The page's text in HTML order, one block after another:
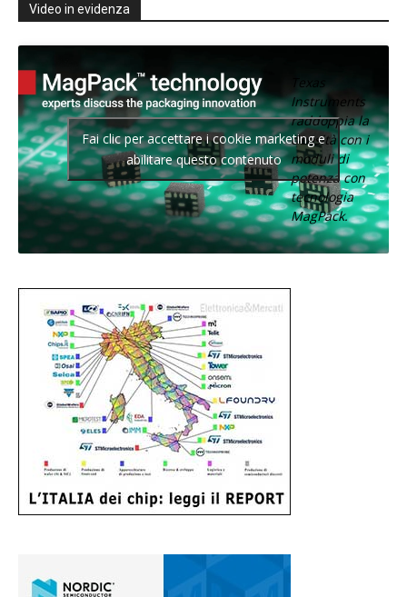
Video in evidenza
Texas
Instruments
raddoppia la
densità con i
moduli di
potenza con
tecnologia
MagPack.
Fai clic per accettare i cookie marketing e
abilitare questo contenuto